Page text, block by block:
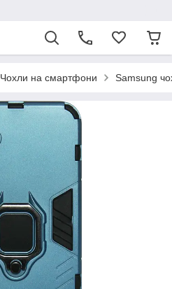
Чохли на смартфони Samsung